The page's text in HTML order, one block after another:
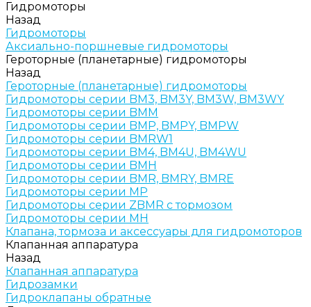
Гидромоторы
Назад
Гидромоторы
Аксиально-поршневые гидромоторы
Героторные (планетарные) гидромоторы
Назад
Героторные (планетарные) гидромоторы
Гидромоторы серии BM3, BM3Y, BM3W, BM3WY
Гидромоторы серии BMM
Гидромоторы серии BMP, BMPY, BMPW
Гидромоторы серии BMRW1
Гидромоторы серии BМ4, BM4U, BМ4WU
Гидромоторы серии BМH
Гидромоторы серии BМR, BMRY, BМRE
Гидромоторы серии MP
Гидромоторы серии ZBMR с тормозом
Гидромоторы серии МH
Клапана, тормоза и аксессуары для гидромоторов
Клапанная аппаратура
Назад
Клапанная аппаратура
Гидрозамки
Гидроклапаны обратные